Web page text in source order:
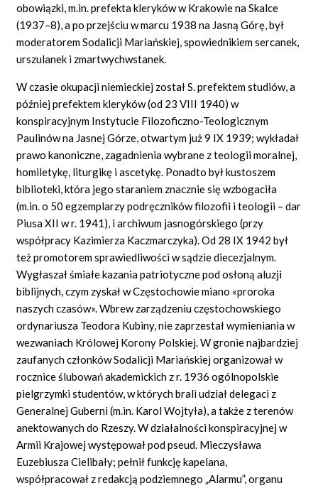
obowiązki, m.in. prefekta kleryków w Krakowie na Skalce
(1937–8), a po przejściu w marcu 1938 na Jasną Górę, był
moderatorem Sodalicji Mariańskiej, spowiednikiem sercanek,
urszulanek i zmartwychwstanek.
W czasie okupacji niemieckiej został S. prefektem studiów, a
później prefektem kleryków (od 23 VIII 1940) w
konspiracyjnym Instytucie Filozoficzno-Teologicznym
Paulinów na Jasnej Górze, otwartym już 9 IX 1939; wykładał
prawo kanoniczne, zagadnienia wybrane z teologii moralnej,
homiletykę, liturgikę i ascetykę. Ponadto był kustoszem
biblioteki, która jego staraniem znacznie się wzbogaciła
(m.in. o 50 egzemplarzy podręczników filozofii i teologii – dar
Piusa XII w r. 1941), i archiwum jasnogórskiego (przy
współpracy Kazimierza Kaczmarczyka). Od 28 IX 1942 był
też promotorem sprawiedliwości w sądzie diecezjalnym.
Wygłaszał śmiałe kazania patriotyczne pod osłoną aluzji
biblijnych, czym zyskał w Częstochowie miano «proroka
naszych czasów». Wbrew zarządzeniu częstochowskiego
ordynariusza Teodora Kubiny, nie zaprzestał wymieniania w
wezwaniach Królowej Korony Polskiej. W gronie najbardziej
zaufanych członków Sodalicji Mariańskiej organizował w
rocznice ślubowań akademickich z r. 1936 ogólnopolskie
pielgrzymki studentów, w których brali udział delegaci z
Generalnej Guberni (m.in. Karol Wojtyła), a także z terenów
anektowanych do Rzeszy. W działalności konspiracyjnej w
Armii Krajowej występował pod pseud. Mieczysława
Euzebiusza Cielibały; pełnił funkcję kapelana,
współpracował z redakcją podziemnego „Alarmu”, organu